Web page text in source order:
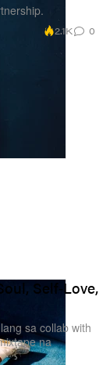
2.1K 0
Self‑Love,
sa collab with
na